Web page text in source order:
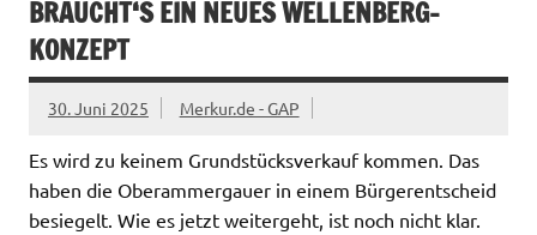
BRAUCHT‘S EIN NEUES WELLENBERG-
KONZEPT
30. Juni 2025 Merkur.de - GAP
Es wird zu keinem Grundstücksverkauf kommen. Das
haben die Oberammergauer in einem Bürgerentscheid
besiegelt. Wie es jetzt weitergeht, ist noch nicht klar.